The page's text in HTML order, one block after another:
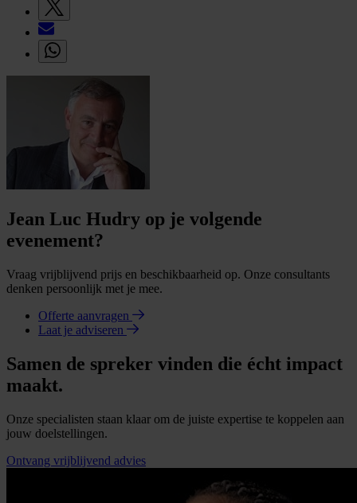
Jean Luc Hudry op je volgende
evenement?
Vraag vrijblijvend prijs en beschikbaarheid op. Onze consultants
denken persoonlijk met je mee.
Offerte aanvragen
Laat je adviseren
Samen de spreker vinden die écht impact
maakt.
Onze specialisten staan klaar om de juiste expertise te koppelen aan
jouw doelstellingen.
Ontvang vrijblijvend advies